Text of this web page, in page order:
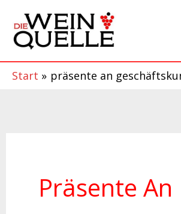
Inhalt
springen
Start präsente an
Präsente An